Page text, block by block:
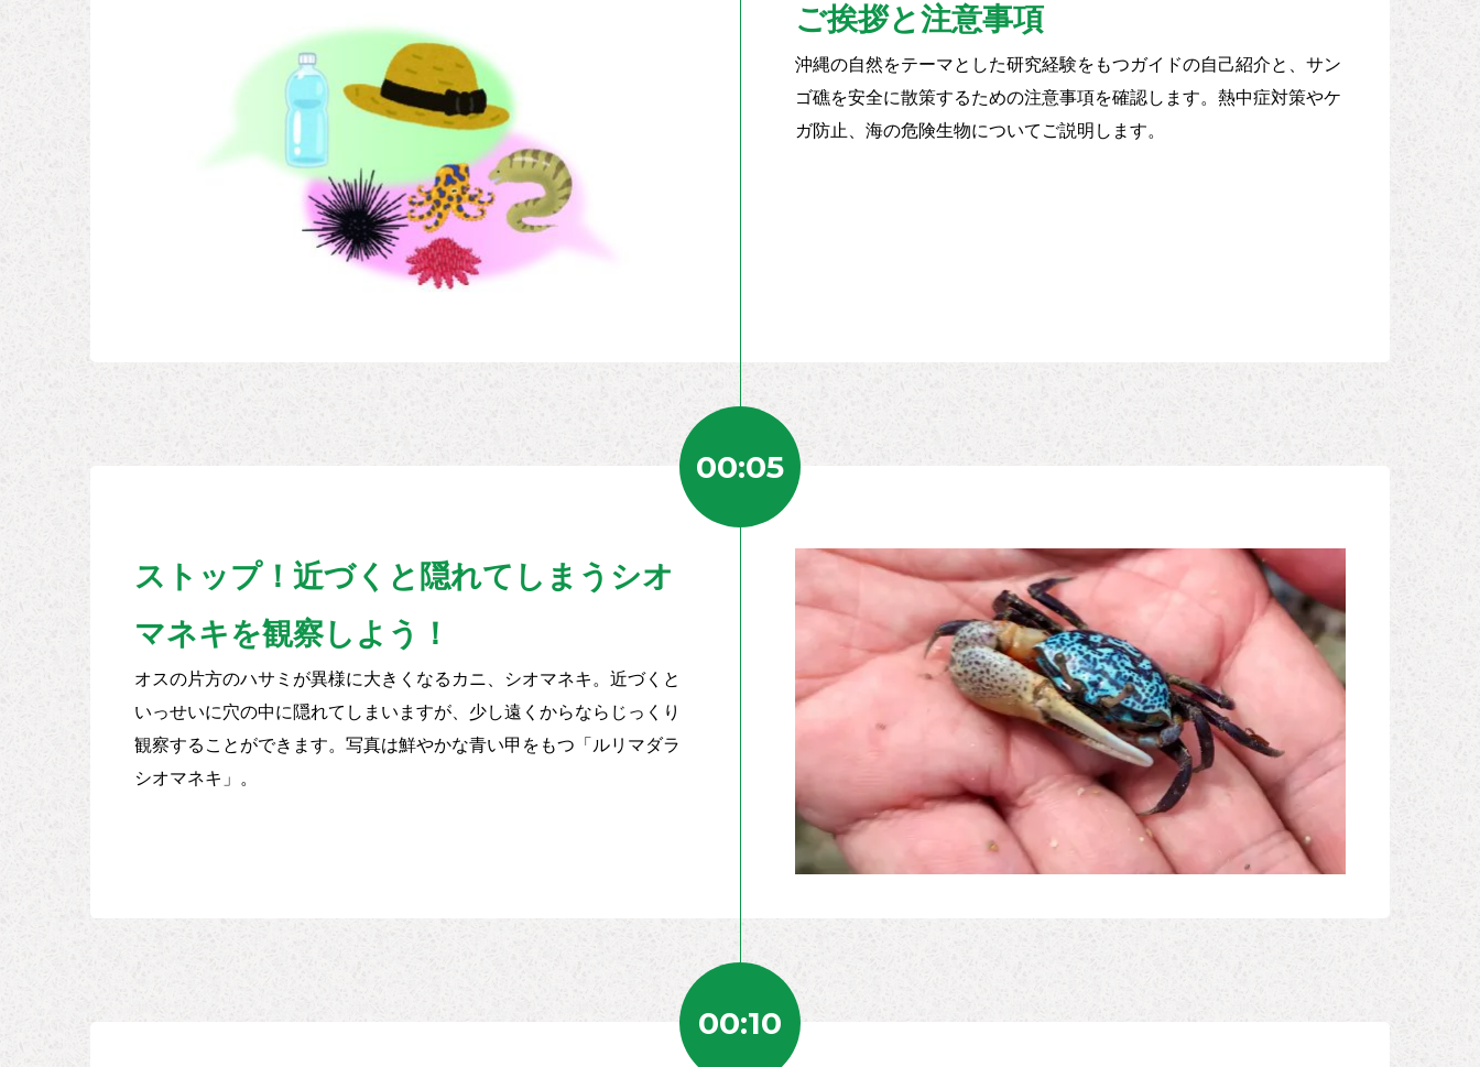
ご挨拶と注意事項
沖縄の自然をテーマとした研究経験をもつガイドの自己紹介と、サン
ゴ礁を安全に散策するための注意事項を確認します。熱中症対策やケ
ガ防止、海の危険生物についてご説明します。
00:05
ストップ！近づくと隠れてしまうシオ
マネキを観察しよう！
オスの片方のハサミが異様に大きくなるカニ、シオマネキ。近づくと
いっせいに穴の中に隠れてしまいますが、少し遠くからならじっくり
観察することができます。写真は鮮やかな青い甲をもつ「ルリマダラ
シオマネキ」。
00:10